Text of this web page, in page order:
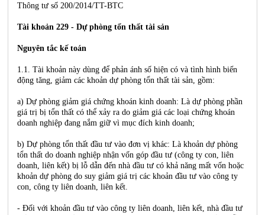
Thông tư số 200/2014/TT-BTC
Tài khoản 229 - Dự phòng tổn thất tài sản
Nguyên tắc kế toán
1.1. Tài khoản này dùng để phản ánh số hiện có và tình hình biến
động tăng, giảm các khoản dự phòng tổn thất tài sản, gồm:
a) Dự phòng giảm giá chứng khoán kinh doanh: Là dự phòng phần
giá trị bị tổn thất có thể xảy ra do giảm giá các loại chứng khoán
doanh nghiệp đang nắm giữ vì mục đích kinh doanh;
b) Dự phòng tổn thất đầu tư vào đơn vị khác: Là khoản dự phòng
tổn thất do doanh nghiệp nhận vốn góp đầu tư (công ty con, liên
doanh, liên kết) bị lỗ dẫn đến nhà đầu tư có khả năng mất vốn hoặc
khoản dự phòng do suy giảm giá trị các khoản đầu tư vào công ty
con, công ty liên doanh, liên kết.
- Đối với khoản đầu tư vào công ty liên doanh, liên kết, nhà đầu tư